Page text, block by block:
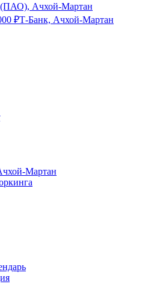
Ачхой-Мартан
₽Т-Банк, Ачхой-Мартан
Мартан